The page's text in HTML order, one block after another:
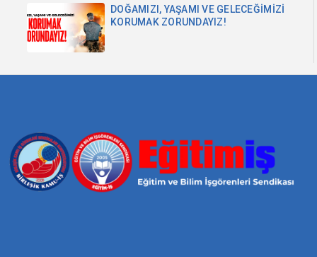
DOĞAMIZI, YAŞAMI VE GELECEĞİMİZİ
KORUMAK ZORUNDAYIZ!